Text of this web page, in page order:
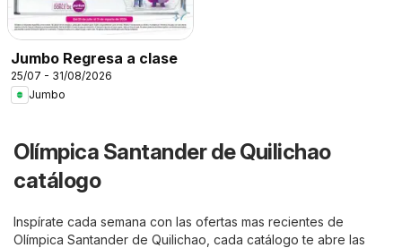
Jumbo Regresa a clase
25/07 - 31/08/2026
Jumbo
Olímpica Santander de Quilichao
catálogo
Inspírate cada semana con las ofertas mas recientes de
Olímpica Santander de Quilichao, cada catálogo te abre las